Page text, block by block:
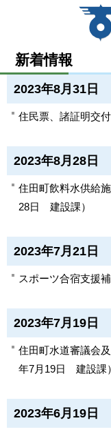
新着情報
2023年8月31日
住民票、諸証明交
2023年8月28日
住田町飲料水供給
28日
建設課）
2023年7月21日
スポーツ合宿支援
2023年7月19日
住田町水道審議会
年7月19日
建設課）
2023年6月19日